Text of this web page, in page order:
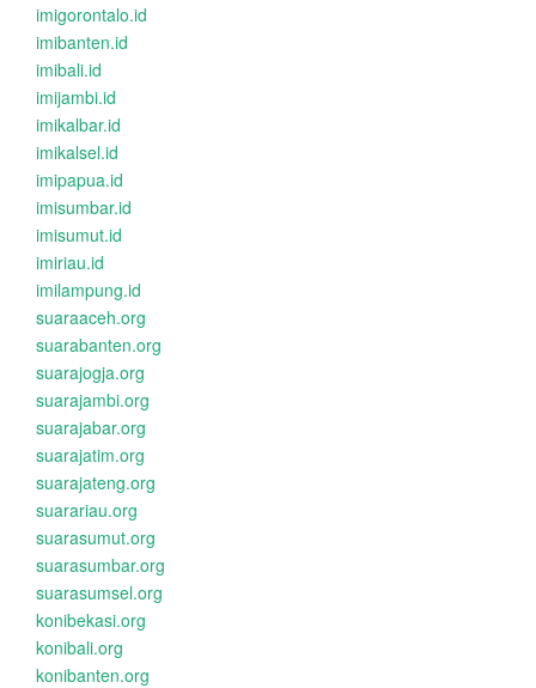
imigorontalo.id
imibanten.id
imibali.id
imijambi.id
imikalbar.id
imikalsel.id
imipapua.id
imisumbar.id
imisumut.id
imiriau.id
imilampung.id
suaraaceh.org
suarabanten.org
suarajogja.org
suarajambi.org
suarajabar.org
suarajatim.org
suarajateng.org
suarariau.org
suarasumut.org
suarasumbar.org
suarasumsel.org
konibekasi.org
konibali.org
konibanten.org